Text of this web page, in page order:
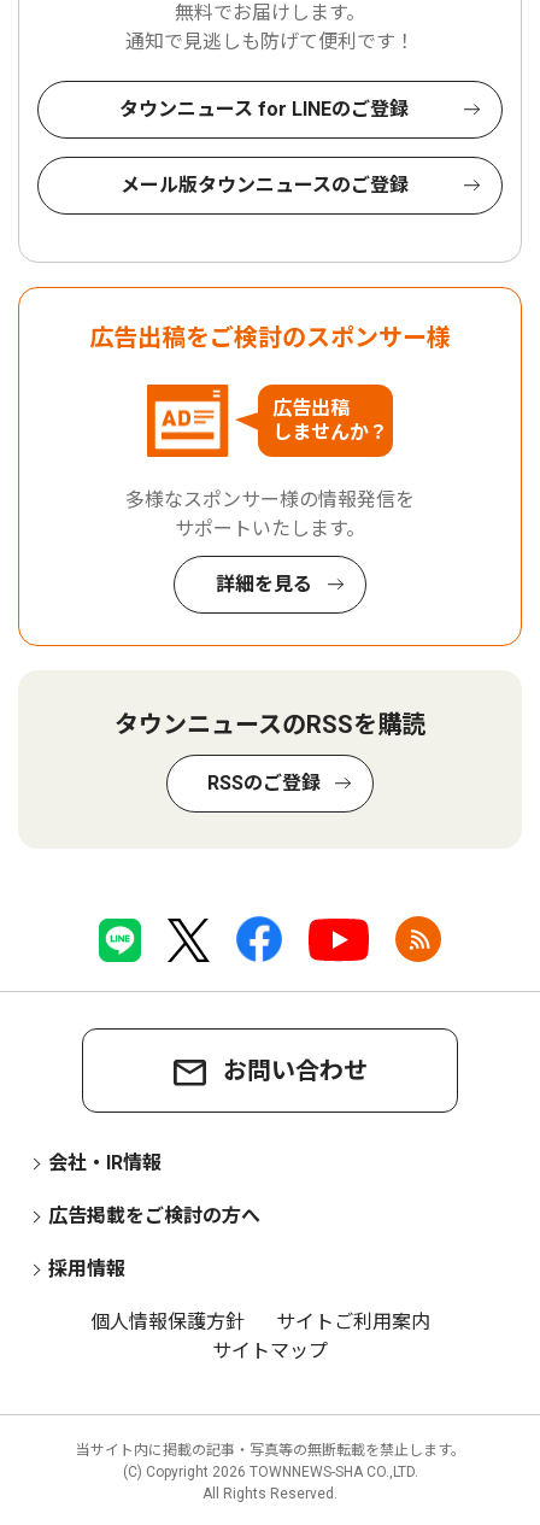
無料でお届けします。
通知で見逃しも防げて便利です！
タウンニュース for LINEのご登録
メール版タウンニュースのご登録
広告出稿をご検討のスポンサー様
広告出稿
しませんか？
多様なスポンサー様の情報発信を
サポートいたします。
詳細を見る
タウンニュースのRSSを購読
RSSのご登録
お問い合わせ
会社・IR情報
広告掲載をご検討の方へ
採用情報
個人情報保護方針
サイトご利用案内
サイトマップ
当サイト内に掲載の記事・写真等の無断転載を禁止します。
(C) Copyright 2026 TOWNNEWS-SHA CO.,LTD.
All Rights Reserved.